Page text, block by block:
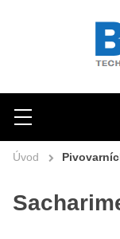
Hľadať
Menu
Úvod